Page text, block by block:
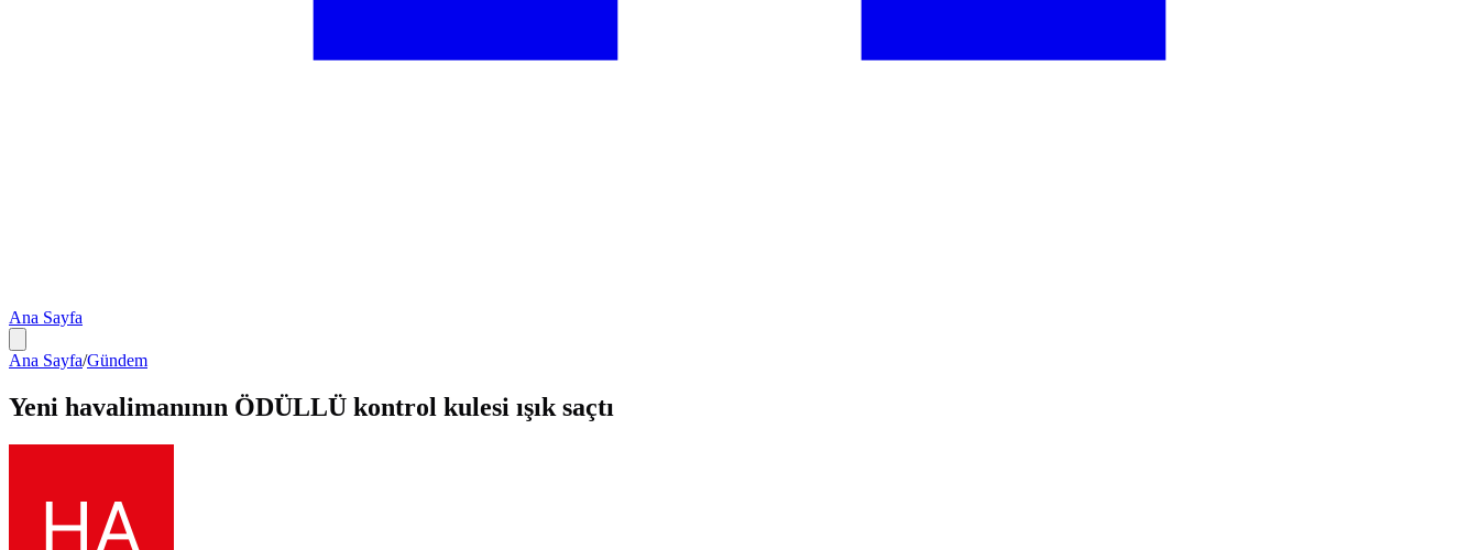
Ana Sayfa
Ana Sayfa/Gündem
Yeni havalimanının ÖDÜLLÜ kontrol kulesi ışık saçtı